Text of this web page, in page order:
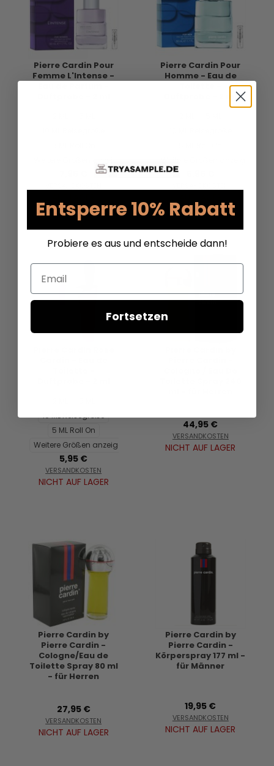
Pierre Cardin Pour
Femme L'Intense -
Pierre Cardin Pour
Homme - Eau de
Duftprobe - 2 ml
10 ML Reisegröße
5 ML Roll On
Weitere Größen anzeigen...
5,95 €
VERSANDKOSTEN
NICHT AUF LAGER
44,95 €
VERSANDKOSTEN
NICHT AUF LAGER
Pierre Cardin by
Pierre Cardin -
Cologne/Eau de
Toilette Spray 80 ml
- für Herren
27,95 €
VERSANDKOSTEN
NICHT AUF LAGER
Pierre Cardin by
Pierre Cardin -
Körperspray 177 ml -
für Männer
19,95 €
VERSANDKOSTEN
NICHT AUF LAGER
Entsperre 10% Rabatt
Probiere es aus und entscheide dann!
Email
Fortsetzen